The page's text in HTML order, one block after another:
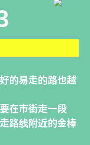
的易走的路也越
在市街走一段
路线附近的金棒